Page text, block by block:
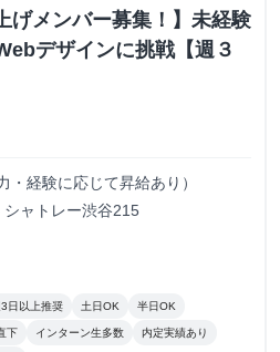
げメンバー募集！】未経験
デザインに挑戦【週３
経験に応じて昇給あり）
ャトレー渋谷215
日以上推奨 土日OK 半日OK
下 インターン生多数 内定実績あり